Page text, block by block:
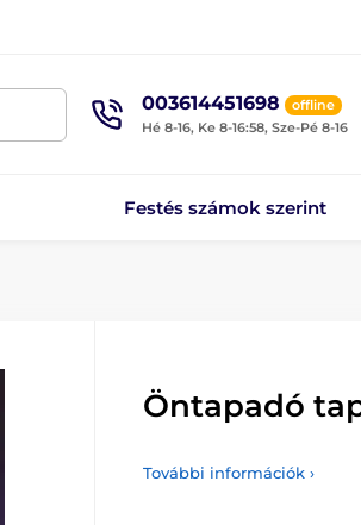
003614451698
offline
Hé 8-16, Ke 8-16:58, Sze-Pé 8-16
Festés számok szerint
Öntapadó
További információk ›